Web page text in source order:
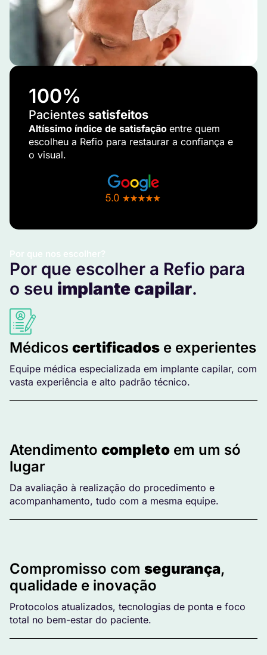
Por que nos escolher?
Por que escolher a Refio para
o seu implante capilar.
Médicos certificados e experientes
Equipe médica especializada em implante capilar, com
vasta experiência e alto padrão técnico.
Atendimento completo em um só
lugar
Da avaliação à realização do procedimento e
acompanhamento, tudo com a mesma equipe.
Compromisso com segurança,
qualidade e inovação
Protocolos atualizados, tecnologias de ponta e foco
total no bem-estar do paciente.
100%
Pacientes satisfeitos
Altíssimo índice de satisfação entre quem
escolheu a Refio para restaurar a confiança e
o visual.